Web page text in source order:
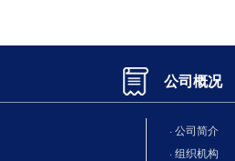
公司概况
· 公司简介
· 组织机构